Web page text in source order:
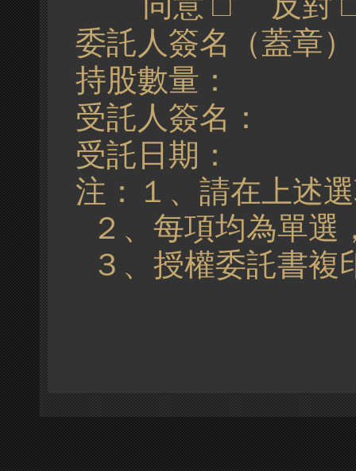
委託人簽名（蓋章
持股數量：
受託人簽名：
受託日期：
注：１、請在上述
２、每項均為單選
３、授權委託書複